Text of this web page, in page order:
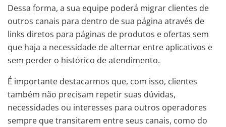
Dessa forma, a sua equipe poderá migrar clientes de
outros canais para dentro de sua página através de
links diretos para páginas de produtos e ofertas sem
que haja a necessidade de alternar entre aplicativos e
sem perder o histórico de atendimento.
É importante destacarmos que, com isso, clientes
também não precisam repetir suas dúvidas,
necessidades ou interesses para outros operadores
sempre que transitarem entre seus canais, como do